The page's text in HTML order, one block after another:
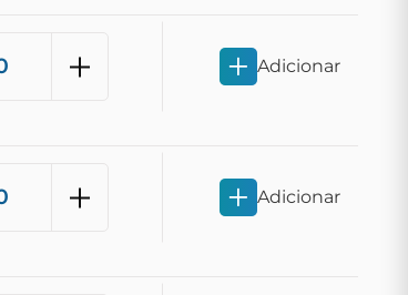
Adicionar
Adicionar